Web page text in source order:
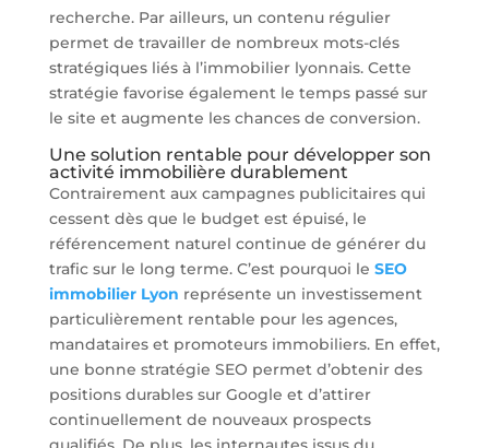
recherche. Par ailleurs, un contenu régulier
permet de travailler de nombreux mots-clés
stratégiques liés à l’immobilier lyonnais. Cette
stratégie favorise également le temps passé sur
le site et augmente les chances de conversion.
Une solution rentable pour développer son
activité immobilière durablement
Contrairement aux campagnes publicitaires qui
cessent dès que le budget est épuisé, le
référencement naturel continue de générer du
trafic sur le long terme. C’est pourquoi le SEO
immobilier Lyon représente un investissement
particulièrement rentable pour les agences,
mandataires et promoteurs immobiliers. En effet,
une bonne stratégie SEO permet d’obtenir des
positions durables sur Google et d’attirer
continuellement de nouveaux prospects